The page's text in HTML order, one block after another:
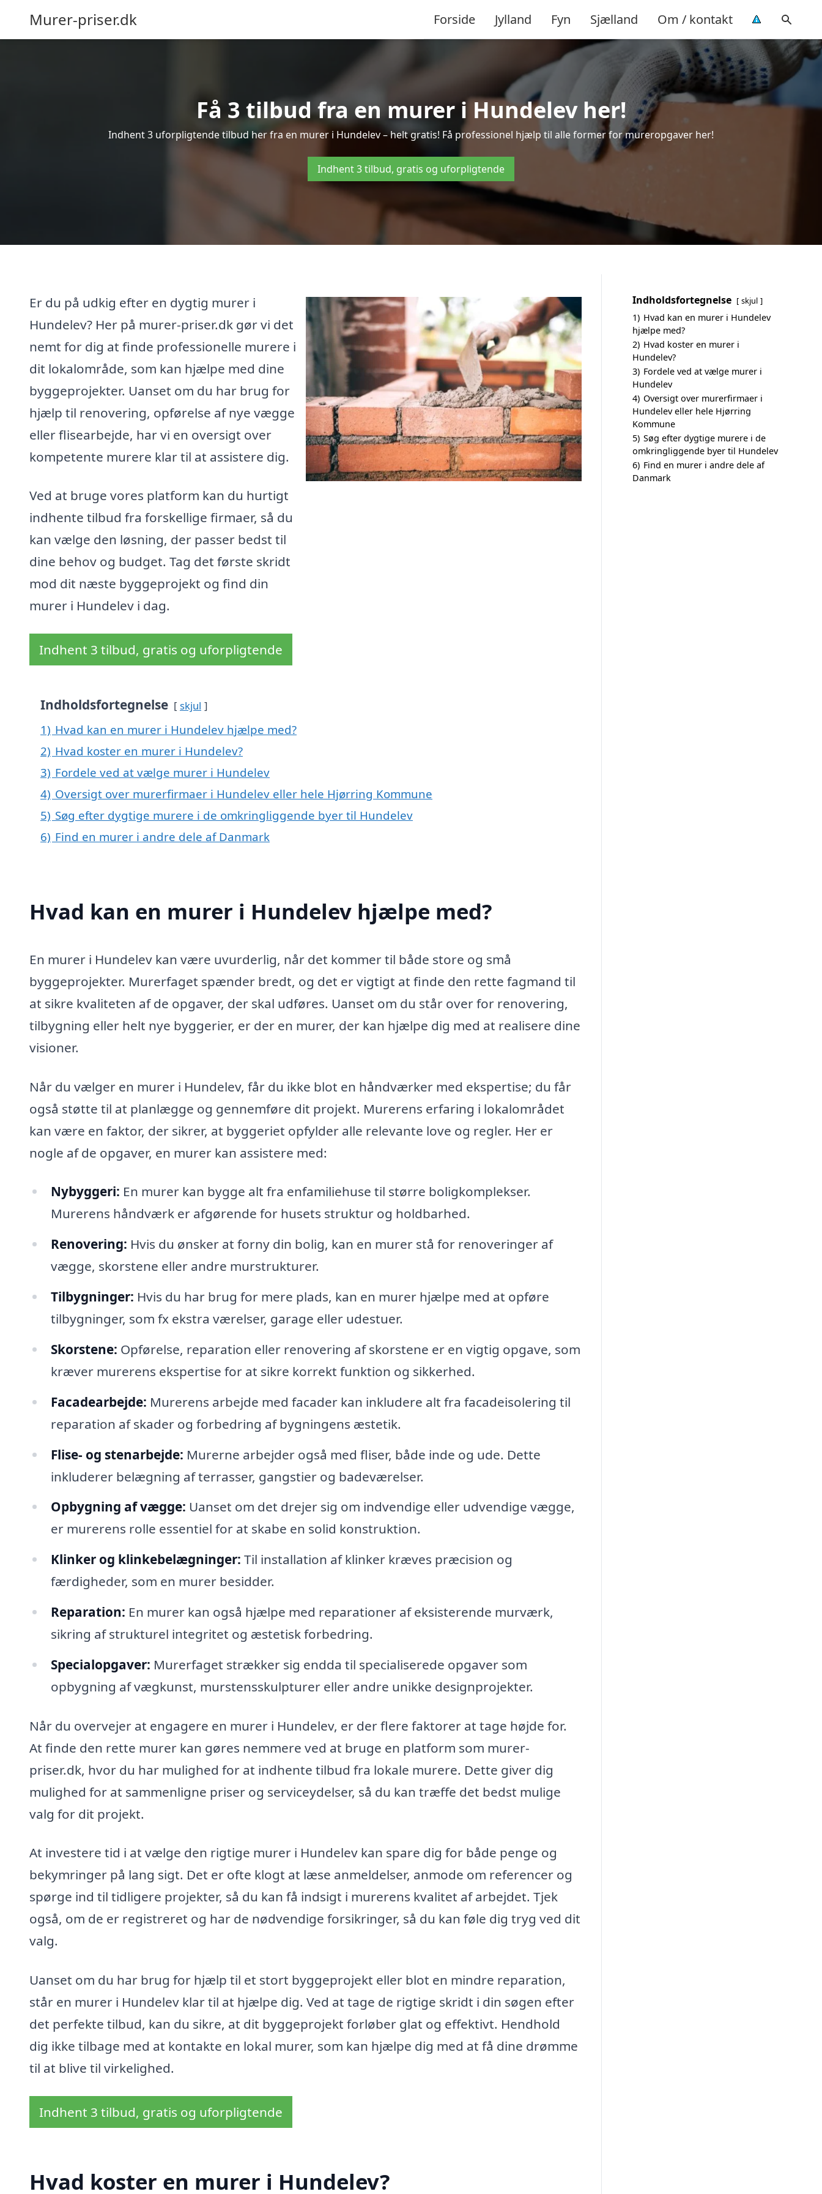
Murer-priser.dk Forside Jylland Fyn Sjælland Om / kontakt
Få 3 tilbud fra en murer i Hundelev her!
Indhent 3 uforpligtende tilbud her fra en murer i Hundelev – helt gratis! Få professionel hjælp til alle former for mureropgaver her!
Indhent 3 tilbud, gratis og uforpligtende
Er du på udkig efter en dygtig murer i
Hundelev? Her på murer-priser.dk gør vi det
nemt for dig at finde professionelle murere i
dit lokalområde, som kan hjælpe med dine
byggeprojekter. Uanset om du har brug for
hjælp til renovering, opførelse af nye vægge
eller flisearbejde, har vi en oversigt over
kompetente murere klar til at assistere dig.
Ved at bruge vores platform kan du hurtigt
indhente tilbud fra forskellige firmaer, så du
kan vælge den løsning, der passer bedst til
dine behov og budget. Tag det første skridt
mod dit næste byggeprojekt og find din
murer i Hundelev i dag.
Indhent 3 tilbud, gratis og uforpligtende
Indholdsfortegnelse skjul
1) Hvad kan en murer i Hundelev hjælpe med?
2) Hvad koster en murer i Hundelev?
3) Fordele ved at vælge murer i Hundelev
4) Oversigt over murerfirmaer i Hundelev eller hele Hjørring Kommune
5) Søg efter dygtige murere i de omkringliggende byer til Hundelev
6) Find en murer i andre dele af Danmark
Hvad kan en murer i Hundelev hjælpe med?
En murer i Hundelev kan være uvurderlig, når det kommer til både store og små
byggeprojekter. Murerfaget spænder bredt, og det er vigtigt at finde den rette fagmand til
at sikre kvaliteten af de opgaver, der skal udføres. Uanset om du står over for renovering,
tilbygning eller helt nye byggerier, er der en murer, der kan hjælpe dig med at realisere dine
visioner.
Når du vælger en murer i Hundelev, får du ikke blot en håndværker med ekspertise; du får
også støtte til at planlægge og gennemføre dit projekt. Murerens erfaring i lokalområdet
kan være en faktor, der sikrer, at byggeriet opfylder alle relevante love og regler. Her er
nogle af de opgaver, en murer kan assistere med:
Nybyggeri: En murer kan bygge alt fra enfamiliehuse til større boligkomplekser.
Murerens håndværk er afgørende for husets struktur og holdbarhed.
Renovering: Hvis du ønsker at forny din bolig, kan en murer stå for renoveringer af
vægge, skorstene eller andre murstrukturer.
Tilbygninger: Hvis du har brug for mere plads, kan en murer hjælpe med at opføre
tilbygninger, som fx ekstra værelser, garage eller udestuer.
Skorstene: Opførelse, reparation eller renovering af skorstene er en vigtig opgave, som
kræver murerens ekspertise for at sikre korrekt funktion og sikkerhed.
Facadearbejde: Murerens arbejde med facader kan inkludere alt fra facadeisolering til
reparation af skader og forbedring af bygningens æstetik.
Flise- og stenarbejde: Murerne arbejder også med fliser, både inde og ude. Dette
inkluderer belægning af terrasser, gangstier og badeværelser.
Opbygning af vægge: Uanset om det drejer sig om indvendige eller udvendige vægge,
er murerens rolle essentiel for at skabe en solid konstruktion.
Klinker og klinkebelægninger: Til installation af klinker kræves præcision og
færdigheder, som en murer besidder.
Reparation: En murer kan også hjælpe med reparationer af eksisterende murværk,
sikring af strukturel integritet og æstetisk forbedring.
Specialopgaver: Murerfaget strækker sig endda til specialiserede opgaver som
opbygning af vægkunst, murstensskulpturer eller andre unikke designprojekter.
Når du overvejer at engagere en murer i Hundelev, er der flere faktorer at tage højde for.
At finde den rette murer kan gøres nemmere ved at bruge en platform som murer-
priser.dk, hvor du har mulighed for at indhente tilbud fra lokale murere. Dette giver dig
mulighed for at sammenligne priser og serviceydelser, så du kan træffe det bedst mulige
valg for dit projekt.
At investere tid i at vælge den rigtige murer i Hundelev kan spare dig for både penge og
bekymringer på lang sigt. Det er ofte klogt at læse anmeldelser, anmode om referencer og
spørge ind til tidligere projekter, så du kan få indsigt i murerens kvalitet af arbejdet. Tjek
også, om de er registreret og har de nødvendige forsikringer, så du kan føle dig tryg ved dit
valg.
Uanset om du har brug for hjælp til et stort byggeprojekt eller blot en mindre reparation,
står en murer i Hundelev klar til at hjælpe dig. Ved at tage de rigtige skridt i din søgen efter
det perfekte tilbud, kan du sikre, at dit byggeprojekt forløber glat og effektivt. Hendhold
dig ikke tilbage med at kontakte en lokal murer, som kan hjælpe dig med at få dine drømme
til at blive til virkelighed.
Indhent 3 tilbud, gratis og uforpligtende
Hvad koster en murer i Hundelev?
Indholdsfortegnelse skjul
1) Hvad kan en murer i Hundelev
hjælpe med?
2) Hvad koster en murer i
Hundelev?
3) Fordele ved at vælge murer i
Hundelev
4) Oversigt over murerfirmaer i
Hundelev eller hele Hjørring
Kommune
5) Søg efter dygtige murere i de
omkringliggende byer til Hundelev
6) Find en murer i andre dele af
Danmark